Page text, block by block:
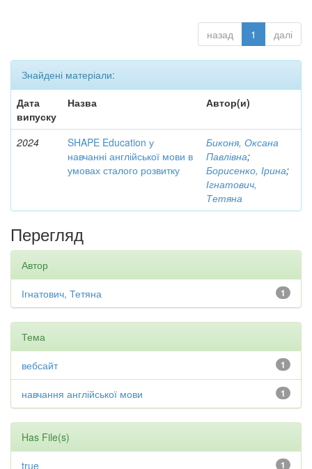
назад 1 далі
Знайдені матеріали:
Дата
випуску
Назва Автор(и)
2024
SHAPE Education у
навчанні англійської мови в
умовах сталого розвитку
Биконя, Оксана
Павлівна;
Борисенко, Ірина;
Ігнатович,
Тетяна
Перегляд
Автор
1
Ігнатович, Тетяна
Тема
1
вебсайт
1
навчання англійської мови
Has File(s)
1
true